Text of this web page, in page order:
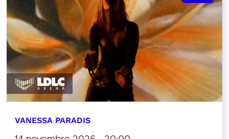
VANESSA PARADIS